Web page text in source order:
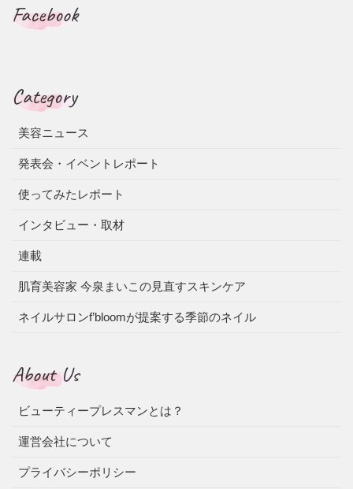
Facebook
Category
美容ニュース
発表会・イベントレポート
使ってみたレポート
インタビュー・取材
連載
肌育美容家 今泉まいこの見直すスキンケア
ネイルサロンf’bloomが提案する季節のネイル
About Us
ビューティープレスマンとは？
運営会社について
プライバシーポリシー